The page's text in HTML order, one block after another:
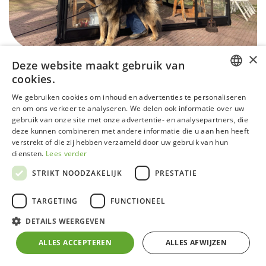
R304XH - RAL5015 - Deals
Deze modellen kunnen sporen van intern gebruik of
interne opbouw vertonen die geen invloed hebben op
de werking.
Alle vermelde prijzen zijn inclusief BTW, aan-huis-
geleverd op de stoep in België. Montage is mogelijk in
GERMAN
FRENCH
×
Deze website maakt gebruik van
cookies.
We gebruiken cookies om inhoud en advertenties te personaliseren
en om ons verkeer te analyseren. We delen ook informatie over uw
gebruik van onze site met onze advertentie- en analysepartners, die
deze kunnen combineren met andere informatie die u aan hen heeft
verstrekt of die zij hebben verzameld door uw gebruik van hun
diensten. Lees verder
STRIKT NOODZAKELIJK
PRESTATIE
TARGETING FUNCTIONEEL
DETAILS WEERGEVEN
ALLES ACCEPTEREN ALLES AFWIJZEN